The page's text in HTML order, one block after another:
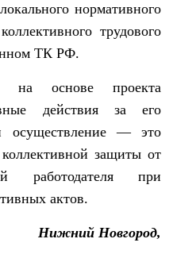
нормативного
трудового
ТК РФ.
на основе проекта
действия за его
осуществление — это
защиты от
работодателя при
актов.
Нижний Новгород,